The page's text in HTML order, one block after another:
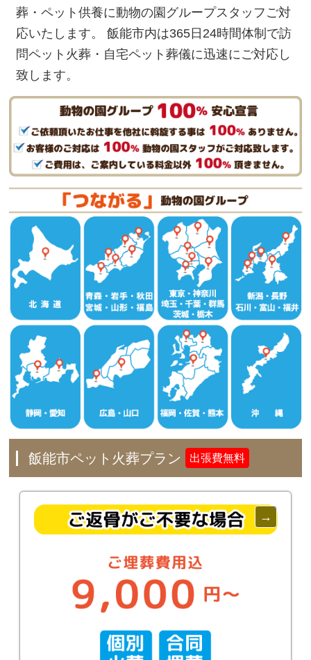
葬・ペット供養に動物の園グループスタッフご対
応いたします。 飯能市内は365日24時間体制で訪
問ペット火葬・自宅ペット葬儀に迅速にご対応し
致します。
飯能市ペット火葬プラン 出張費無料